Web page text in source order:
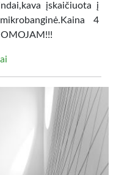
įskaičiuota į
4